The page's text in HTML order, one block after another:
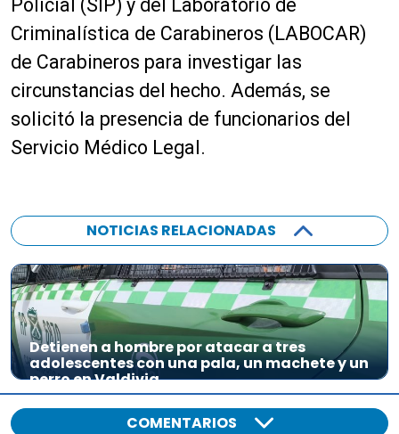
d
e
a
d
i
o
Policial (SIP) y del Laboratorio de
Criminalística de Carabineros (LABOCAR)
de Carabineros para investigar las
circunstancias del hecho. Además, se
solicitó la presencia de funcionarios del
Servicio Médico Legal.
NOTICIAS RELACIONADAS
Detienen a hombre por atacar a tres
adolescentes con una pala, un machete y un
perro en Valdivia
COMENTARIOS